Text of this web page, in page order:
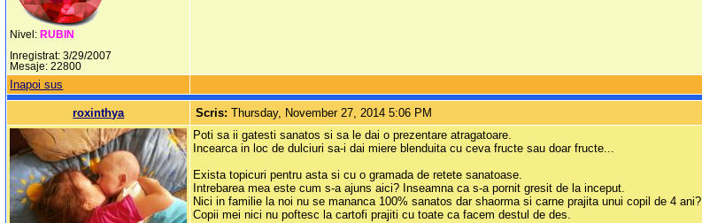
Nivel: RUBIN
Inregistrat: 3/29/2007
Mesaje: 22800
Inapoi sus
roxinthya Scris:Thursday, November 27, 2014 5:06 PM
Poti sa ii gatesti sanatos si sa le dai o prezentare atragatoare.
Incearca in loc de dulciuri sa-i dai miere blenduita cu ceva fructe sau doar fructe...
Exista topicuri pentru asta si cu o gramada de retete sanatoase.
Intrebarea mea este cum s-a ajuns aici? Inseamna ca s-a pornit gresit de la inceput.
Nici in familie la noi nu se mananca 100% sanatos dar shaorma si carne prajita unui copil de 4 ani?
Copii mei nici nu poftesc la cartofi prajiti cu toate ca facem destul de des.